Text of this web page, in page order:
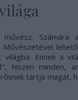
Számára
Ennek a
hiszen minden,
tartja magát,